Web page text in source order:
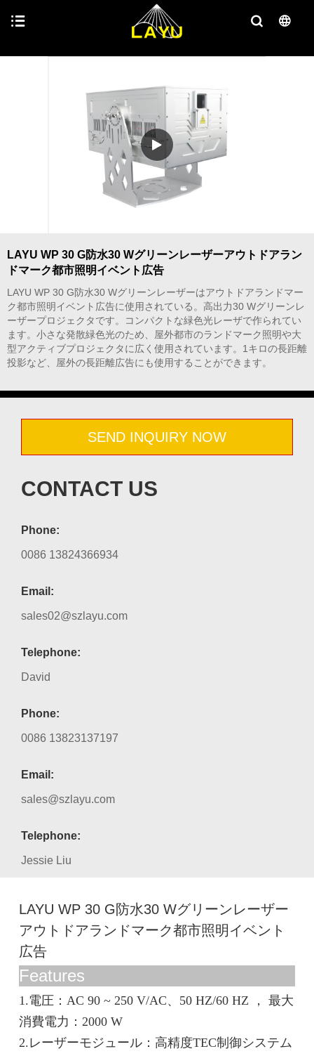
LAYU WP 30 G防水30 Wグリーンレーザーアウトドアラン
ドマーク都市照明イベント広告
LAYU WP 30 G防水30 Wグリーンレーザーはアウトドアランドマー
ク都市照明イベント広告に使用されている。高出力30 Wグリーンレ
ーザープロジェクタです。コンパクトな緑色光レーザで作られてい
ます。小さな発散緑色光のため、屋外都市のランドマーク照明や大
型アクティブプロジェクタに広く使用されています。1キロの長距離
投影など、屋外の長距離広告にも使用することができます。
SEND INQUIRY NOW
CONTACT US
Phone:
0086 13824366934
Email:
sales02@szlayu.com
Telephone:
David
Phone:
0086 13823137197
Email:
sales@szlayu.com
Telephone:
Jessie Liu
LAYU WP 30 G防水30 Wグリーンレーザー
アウトドアランドマーク都市照明イベント
広告
Features
1.電圧：AC 90 ~ 250 V/AC、50 HZ/60 HZ ，
最大
消費電力：2000 W
2.レーザーモジュール：高精度TEC制御システム